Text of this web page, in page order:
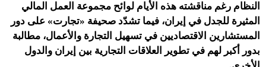
النظام رغم مناقشته هذه الأيام لوائح مجموعة العمل المالي
المثيرة للجدل في إيران، فيما تشدّد صحيفة «تجارت» على دور
المستشارين الاقتصاديين في تسهيل التجارة والأعمال، مطالبة
بدور أكبر لهم في تطوير العلاقات التجارية بين إيران والدول